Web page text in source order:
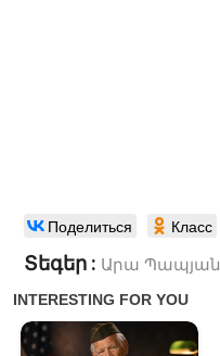
Поделиться Класс
Տեգեր : Արա Պապյան